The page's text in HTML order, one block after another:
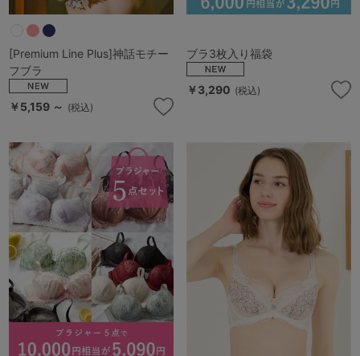
[Premium Line Plus]神話モチー
フブラ
￥5,159 ～ (税込)
ブラ3枚入り福袋
￥3,290 (税込)